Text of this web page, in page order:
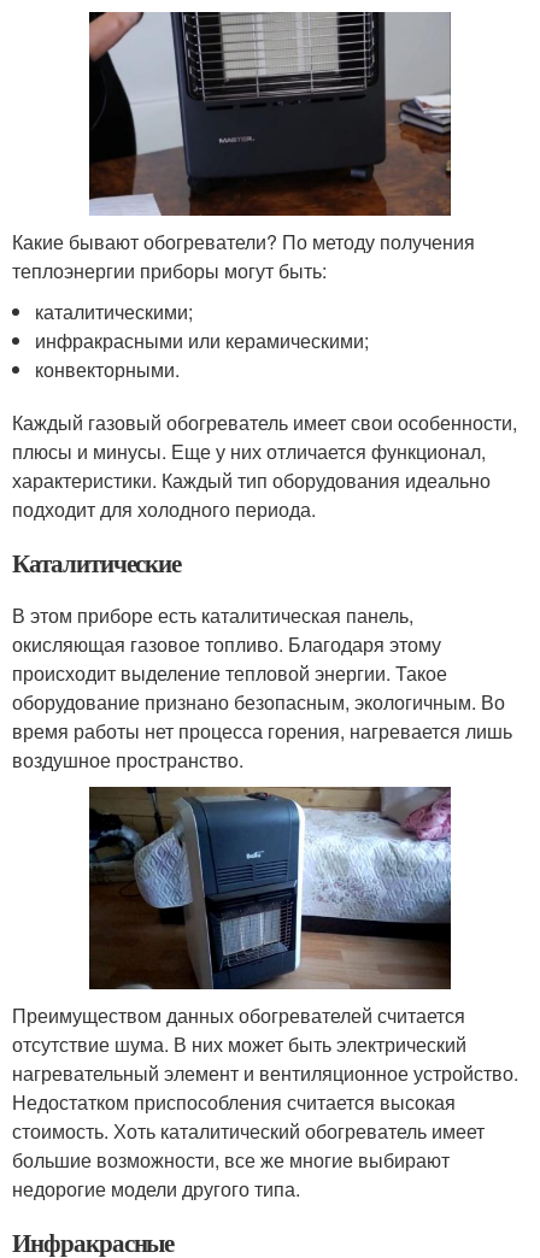
Какие бывают обогреватели? По методу получения
теплоэнергии приборы могут быть:
каталитическими;
инфракрасными или керамическими;
конвекторными.
Каждый газовый обогреватель имеет свои особенности,
плюсы и минусы. Еще у них отличается функционал,
характеристики. Каждый тип оборудования идеально
подходит для холодного периода.
Каталитические
В этом приборе есть каталитическая панель,
окисляющая газовое топливо. Благодаря этому
происходит выделение тепловой энергии. Такое
оборудование признано безопасным, экологичным. Во
время работы нет процесса горения, нагревается лишь
воздушное пространство.
Преимуществом данных обогревателей считается
отсутствие шума. В них может быть электрический
нагревательный элемент и вентиляционное устройство.
Недостатком приспособления считается высокая
стоимость. Хоть каталитический обогреватель имеет
большие возможности, все же многие выбирают
недорогие модели другого типа.
Инфракрасные